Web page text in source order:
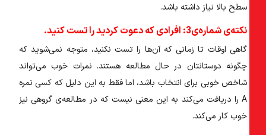
سطح بالا نیاز داشته باشد.
نکته‌ی شماره‌ی3: افرادی که دعوت کردید را تست کنید.
گاهی اوقات تا زمانی که آن‌ها را تست نکنید، متوجه نمی‌شوید که
چگونه دوستانتان در حال مطالعه هستند. نمرات خوب می‌تواند
شاخص خوبی برای انتخاب باشد، اما فقط به این دلیل که کسی نمره
A را دریافت می‌کند به این معنی نیست که در مطالعه‌ی گروهی نیز
خوب کار می‌کند.